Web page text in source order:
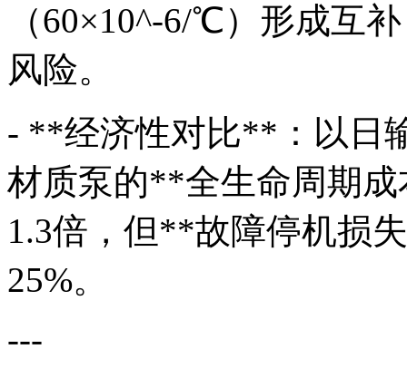
（60×10^-6/℃）形成互
风险。
- **经济性对比**：以日
材质泵的**全生命周期
1.3倍，但**故障停机损
25%。
---